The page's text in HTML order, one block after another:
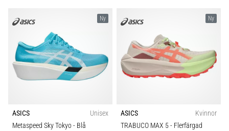
Ny
ASICS
Unisex
Metaspeed Sky Tokyo- Blå
Ny
ASICS
Kvinnor
TRABUCO MAX 5- Flerfärgad